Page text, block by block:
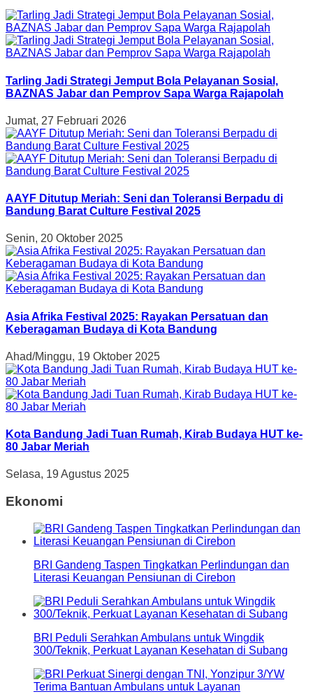
Tarling Jadi Strategi Jemput Bola Pelayanan Sosial,
BAZNAS Jabar dan Pemprov Sapa Warga Rajapolah
Jumat, 27 Februari 2026
AAYF Ditutup Meriah: Seni dan Toleransi Berpadu di
Bandung Barat Culture Festival 2025
Senin, 20 Oktober 2025
Asia Afrika Festival 2025: Rayakan Persatuan dan
Keberagaman Budaya di Kota Bandung
Ahad/Minggu, 19 Oktober 2025
Kota Bandung Jadi Tuan Rumah, Kirab Budaya HUT ke-
80 Jabar Meriah
Selasa, 19 Agustus 2025
Ekonomi
BRI Gandeng Taspen Tingkatkan Perlindungan dan
Literasi Keuangan Pensiunan di Cirebon
BRI Peduli Serahkan Ambulans untuk Wingdik
300/Teknik, Perkuat Layanan Kesehatan di Subang